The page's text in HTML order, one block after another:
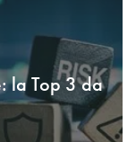
la Top 3 da